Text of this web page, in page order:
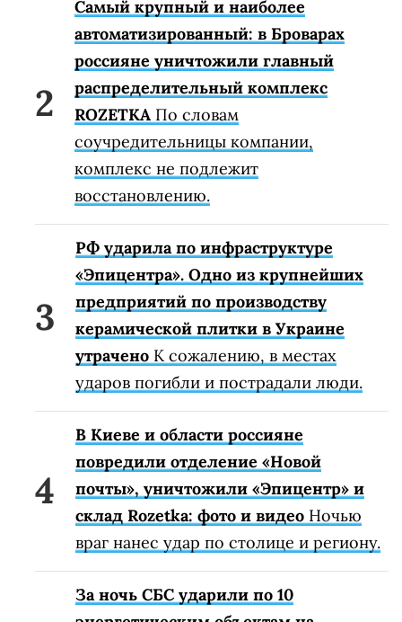
Самый крупный и наиболее
автоматизированный: в Броварах
россияне уничтожили главный
распределительный комплекс
ROZETKA По словам
соучредительницы компании,
комплекс не подлежит
восстановлению.
РФ ударила по инфраструктуре
«Эпицентра». Одно из крупнейших
предприятий по производству
керамической плитки в Украине
утрачено К сожалению, в местах
ударов погибли и пострадали люди.
В Киеве и области россияне
повредили отделение «Новой
почты», уничтожили «Эпицентр» и
склад Rozetka: фото и видео Ночью
враг нанес удар по столице и региону.
За ночь СБС ударили по 10